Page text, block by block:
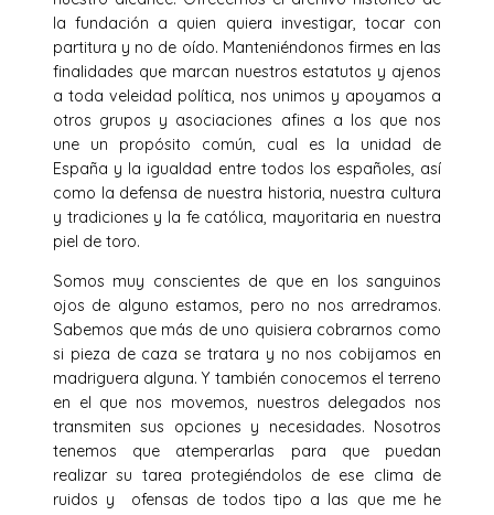
la fundación a quien quiera investigar, tocar con
partitura y no de oído. Manteniéndonos firmes en las
finalidades que marcan nuestros estatutos y ajenos
a toda veleidad política, nos unimos y apoyamos a
otros grupos y asociaciones afines a los que nos
une un propósito común, cual es la unidad de
España y la igualdad entre todos los españoles, así
como la defensa de nuestra historia, nuestra cultura
y tradiciones y la fe católica, mayoritaria en nuestra
piel de toro.
Somos muy conscientes de que en los sanguinos
ojos de alguno estamos, pero no nos arredramos.
Sabemos que más de uno quisiera cobrarnos como
si pieza de caza se tratara y no nos cobijamos en
madriguera alguna. Y también conocemos el terreno
en el que nos movemos, nuestros delegados nos
transmiten sus opciones y necesidades. Nosotros
tenemos que atemperarlas para que puedan
realizar su tarea protegiéndolos de ese clima de
ruidos y ofensas de todos tipo a las que me he